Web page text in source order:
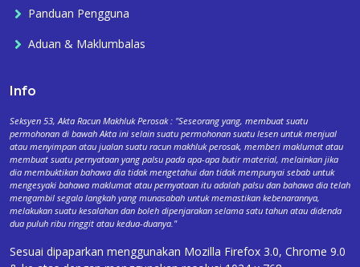
Panduan Pengguna
Aduan & Maklumbalas
Info
Seksyen 53, Akta Racun Makhluk Perosak : "Seseorang yang, membuat suatu
permohonan di bawah Akta ini selain suatu permohonan suatu lesen untuk menjual
atau menyimpan atau jualan suatu racun makhluk perosak, memberi maklumat atau
membuat suatu pernyataan yang palsu pada apa-apa butir material, melainkan jika
dia membuktikan bahawa dia tidak mengetahui dan tidak mempunyai sebab untuk
mengesyaki bahawa maklumat atau pernyataan itu adalah palsu dan bahawa dia telah
mengambil segala langkah yang munasabah untuk memastikan kebenarannya,
melakukan suatu kesalahan dan boleh dipenjarakan selama satu tahun atau didenda
dua puluh ribu ringgit atau kedua-duanya."
Sesuai dipaparkan menggunakan Mozilla Firefox 3.0, Chrome 9.0